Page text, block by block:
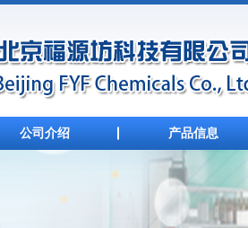
公司介绍 产品信息